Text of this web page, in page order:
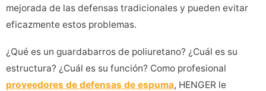
mejorada de las defensas tradicionales y pueden evitar
eficazmente estos problemas.
¿Qué es un guardabarros de poliuretano? ¿Cuál es su
estructura? ¿Cuál es su función? Como profesional
proveedores de defensas de espuma, HENGER le